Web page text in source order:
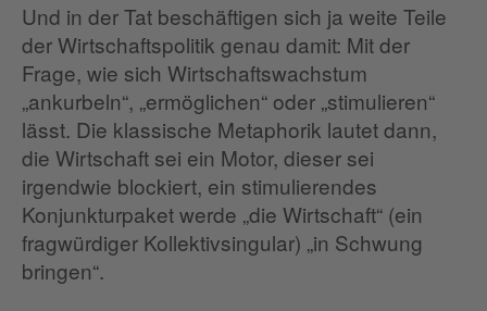
Und in der Tat beschäftigen sich ja weite Teile
der Wirtschaftspolitik genau damit: Mit der
Frage, wie sich Wirtschaftswachstum
„ankurbeln“, „ermöglichen“ oder „stimulieren“
lässt. Die klassische Metaphorik lautet dann,
die Wirtschaft sei ein Motor, dieser sei
irgendwie blockiert, ein stimulierendes
Konjunkturpaket werde „die Wirtschaft“ (ein
fragwürdiger Kollektivsingular) „in Schwung
bringen“.